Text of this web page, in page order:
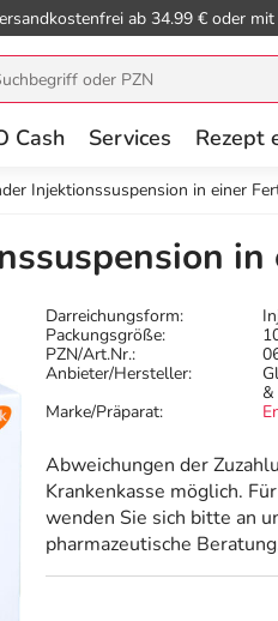
ab 34.99 € oder mit
Cash Services Rezept
Injektionssuspension in einer
Darreichungsform:
Packungsgröße:
PZN/Art.Nr.:
Anbieter/Hersteller:
&
Marke/Präparat:
Abweichungen der
Krankenkasse möglich.
wenden Sie sich bitte an
pharmazeutische